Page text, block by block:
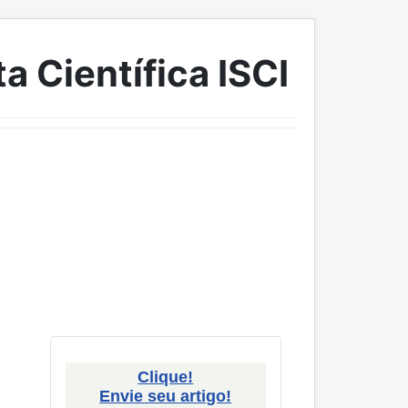
Científica ISCI
Clique!
Envie seu artigo!